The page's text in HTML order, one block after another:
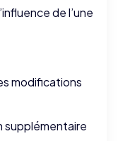
de l’une
modifications
supplémentaire